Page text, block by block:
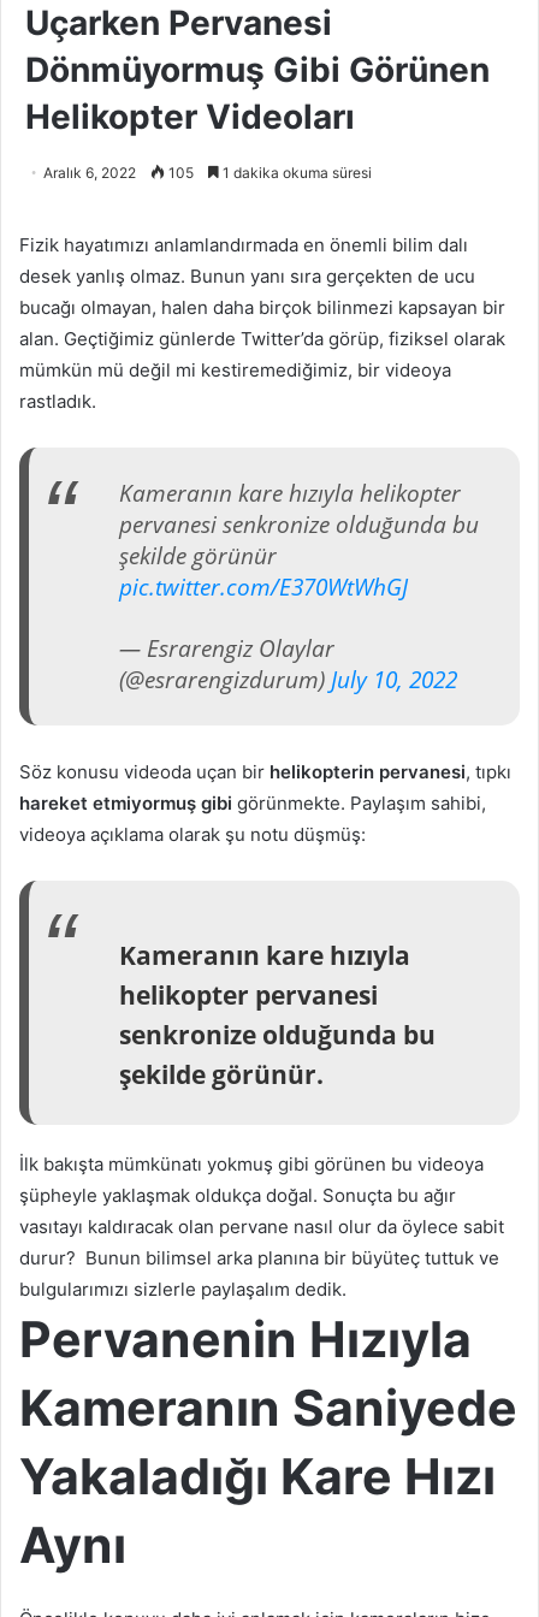
Uçarken Pervanesi
Dönmüyormuş Gibi Görünen
Helikopter Videoları
Aralık 6, 2022 105 1 dakika okuma süresi
Fizik hayatımızı anlamlandırmada en önemli bilim dalı
desek yanlış olmaz. Bunun yanı sıra gerçekten de ucu
bucağı olmayan, halen daha birçok bilinmezi kapsayan bir
alan. Geçtiğimiz günlerde Twitter’da görüp, fiziksel olarak
mümkün mü değil mi kestiremediğimiz, bir videoya
rastladık.
Kameranın kare hızıyla helikopter
pervanesi senkronize olduğunda bu
şekilde görünür
pic.twitter.com/E370WtWhGJ
— Esrarengiz Olaylar
(@esrarengizdurum)July 10, 2022
Söz konusu videoda uçan bir helikopterin pervanesi, tıpkı
hareket etmiyormuş gibi görünmekte. Paylaşım sahibi,
videoya açıklama olarak şu notu düşmüş:
Kameranın kare hızıyla
helikopter pervanesi
senkronize olduğunda bu
şekilde görünür.
İlk bakışta mümkünatı yokmuş gibi görünen bu videoya
şüpheyle yaklaşmak oldukça doğal. Sonuçta bu ağır
vasıtayı kaldıracak olan pervane nasıl olur da öylece sabit
durur? Bunun bilimsel arka planına bir büyüteç tuttuk ve
bulgularımızı sizlerle paylaşalım dedik.
Pervanenin Hızıyla
Kameranın Saniyede
Yakaladığı Kare Hızı
Aynı